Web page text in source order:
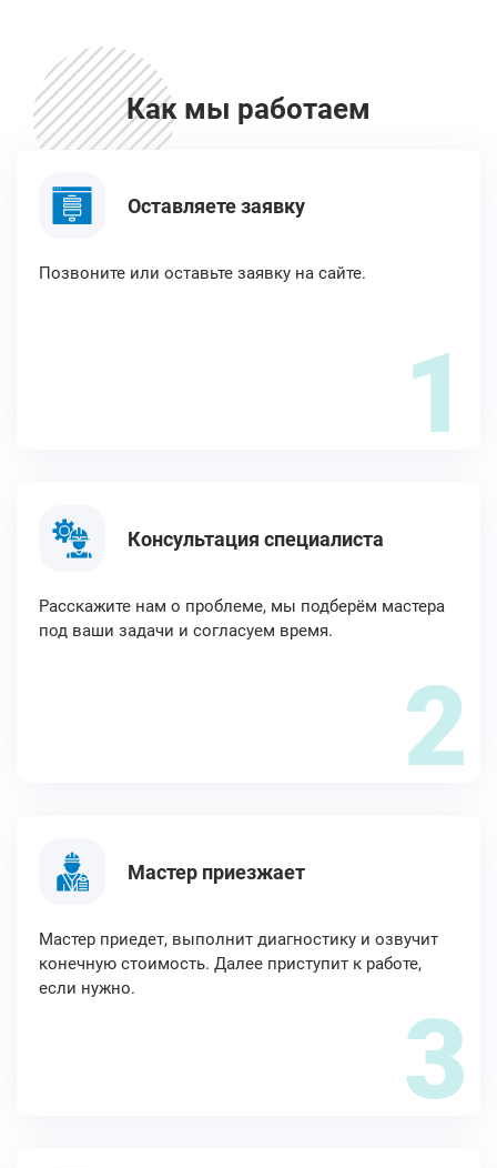
Как мы работаем
Оставляете заявку
Позвоните или оставьте заявку на сайте.
1
Консультация специалиста
Расскажите нам о проблеме, мы подберём мастера
под ваши задачи и согласуем время.
2
Мастер приезжает
Мастер приедет, выполнит диагностику и озвучит
конечную стоимость. Далее приступит к работе,
если нужно.
3